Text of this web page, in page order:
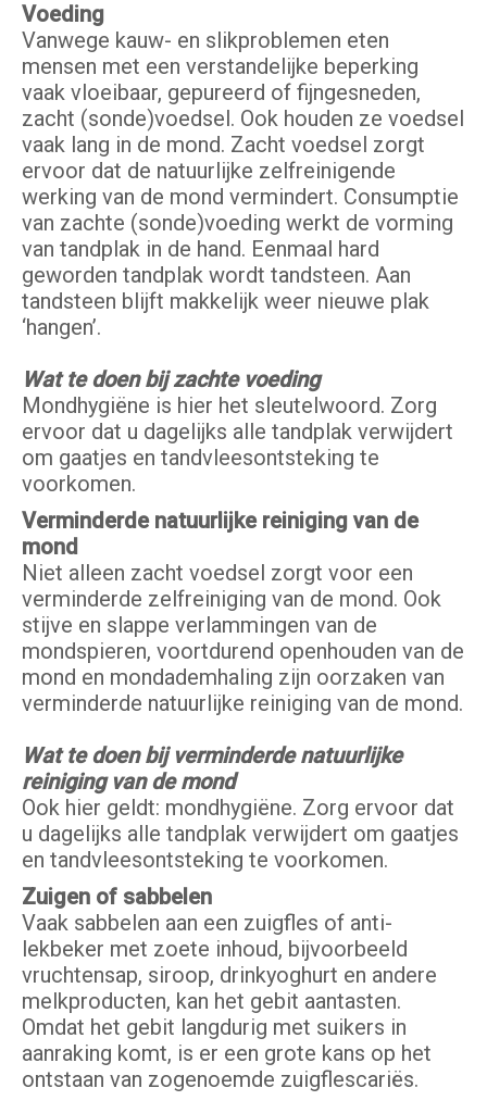
Voeding
Vanwege kauw- en slikproblemen eten
mensen met een verstandelijke beperking
vaak vloeibaar, gepureerd of fijngesneden,
zacht (sonde)voedsel. Ook houden ze voedsel
vaak lang in de mond. Zacht voedsel zorgt
ervoor dat de natuurlijke zelfreinigende
werking van de mond vermindert. Consumptie
van zachte (sonde)voeding werkt de vorming
van tandplak in de hand. Eenmaal hard
geworden tandplak wordt tandsteen. Aan
tandsteen blijft makkelijk weer nieuwe plak
‘hangen’.
Wat te doen bij zachte voeding
Mondhygiëne is hier het sleutelwoord. Zorg
ervoor dat u dagelijks alle tandplak verwijdert
om gaatjes en tandvleesontsteking te
voorkomen.
Verminderde natuurlijke reiniging van de
mond
Niet alleen zacht voedsel zorgt voor een
verminderde zelfreiniging van de mond. Ook
stijve en slappe verlammingen van de
mondspieren, voortdurend openhouden van de
mond en mondademhaling zijn oorzaken van
verminderde natuurlijke reiniging van de mond.
Wat te doen bij verminderde natuurlijke
reiniging van de mond
Ook hier geldt: mondhygiëne. Zorg ervoor dat
u dagelijks alle tandplak verwijdert om gaatjes
en tandvleesontsteking te voorkomen.
Zuigen of sabbelen
Vaak sabbelen aan een zuigfles of anti-
lekbeker met zoete inhoud, bijvoorbeeld
vruchtensap, siroop, drinkyoghurt en andere
melkproducten, kan het gebit aantasten.
Omdat het gebit langdurig met suikers in
aanraking komt, is er een grote kans op het
ontstaan van zogenoemde zuigflescariës.